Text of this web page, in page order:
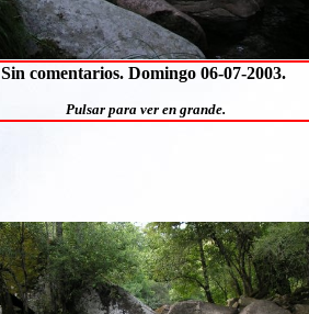
Sin comentarios. Domingo 06-07-2003.
Pulsar para ver en grande.